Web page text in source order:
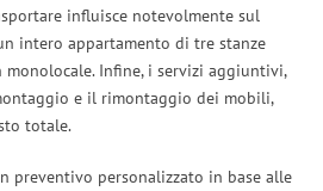
influisce notevolmente sul
intero appartamento di tre stanze
Infine, i servizi aggiuntivi,
e il rimontaggio dei mobili,
totale.
preventivo personalizzato in base alle